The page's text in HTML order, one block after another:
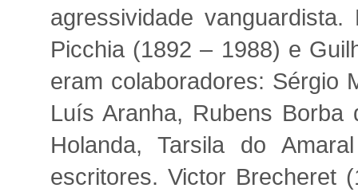
agressividade
Picchia (1892 – 1988) e
eram colaboradores: Sérgio
Luís Aranha, Rubens Borba
Holanda, Tarsila do
escritores. Victor Brecheret